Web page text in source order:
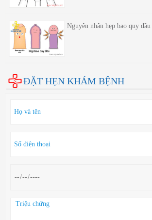
Nguyên nhân hẹp bao quy đầu
ĐẶT HẸN KHÁM BỆNH